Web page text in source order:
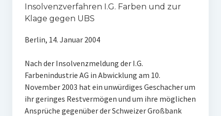
Insolvenzverfahren I.G. Farben und zur
Klage gegen UBS
Berlin, 14. Januar 2004
Nach der Insolvenzmeldung der I.G.
Farbenindustrie AG in Abwicklung am 10.
November 2003 hat ein unwürdiges Geschacher um
ihr geringes Restvermögen und um ihre möglichen
Ansprüche gegenüber der Schweizer Großbank